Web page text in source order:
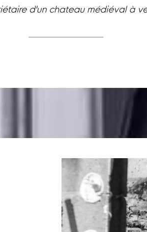
d'un chateau médiéval à